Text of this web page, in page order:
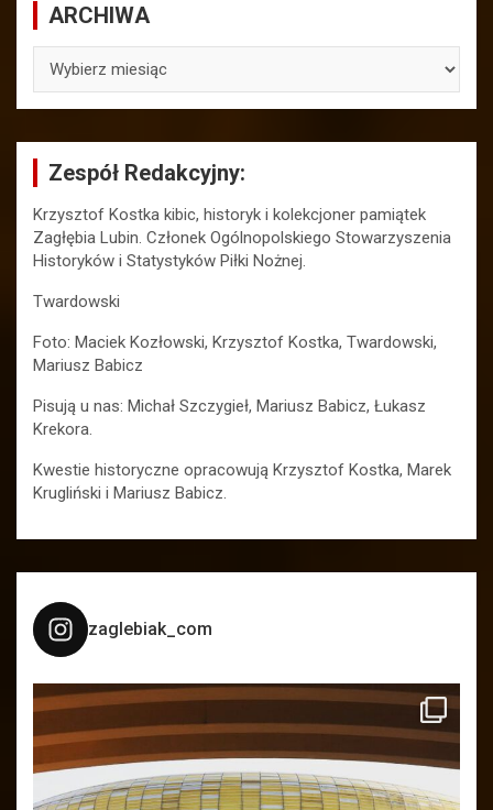
ARCHIWA
Zespół Redakcyjny:
Krzysztof Kostka kibic, historyk i kolekcjoner pamiątek
Zagłębia Lubin. Członek Ogólnopolskiego Stowarzyszenia
Historyków i Statystyków Piłki Nożnej.
Twardowski
Foto: Maciek Kozłowski, Krzysztof Kostka, Twardowski,
Mariusz Babicz
Pisują u nas: Michał Szczygieł, Mariusz Babicz, Łukasz
Krekora.
Kwestie historyczne opracowują Krzysztof Kostka, Marek
Krugliński i Mariusz Babicz.
zaglebiak_com